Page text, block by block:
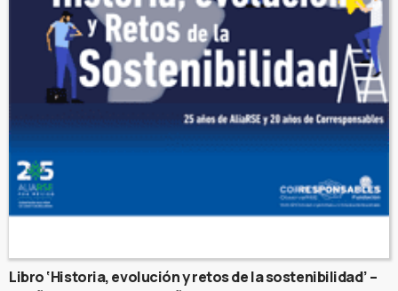
Libro ‘Historia, evolución y retos de la sostenibilidad’ –